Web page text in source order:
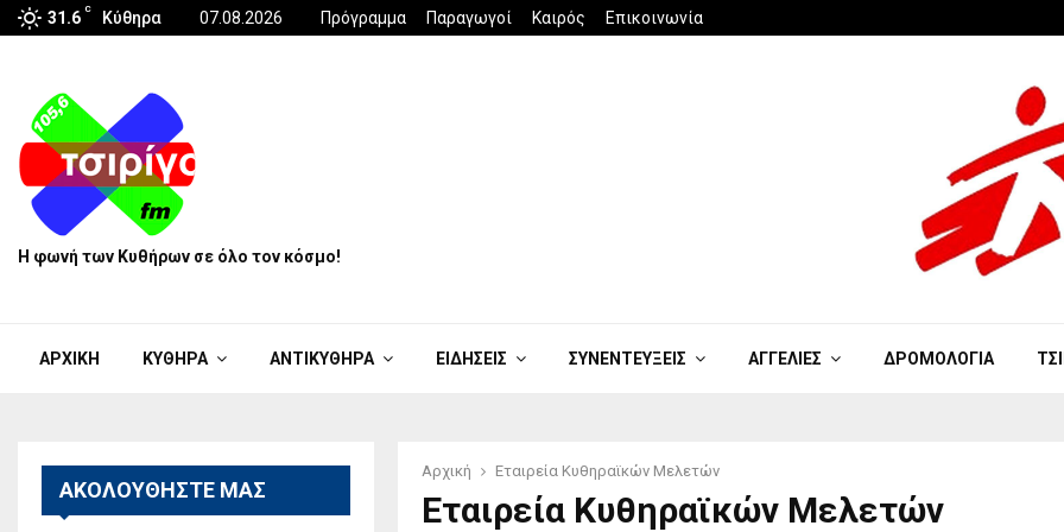
31.6 C Κύθηρα 07.08.2026 Πρόγραμμα Παραγωγοί Καιρός Επικοινωνία
Η φωνή των Κυθήρων σε όλο τον κόσμο!
ΑΡΧΙΚΗ ΚΥΘΗΡΑ ΑΝΤΙΚΥΘΗΡΑ ΕΙΔΗΣΕΙΣ ΣΥΝΕΝΤΕΥΞΕΙΣ ΑΓΓΕΛΙΕΣ ΔΡΟΜΟΛΟΓΙΑ
Αρχική Εταιρεία Κυθηραϊκών Μελετών
Εταιρεία Κυθηραϊκών Μελετών
ΑΚΟΛΟΥΘΗΣΤΕ ΜΑΣ